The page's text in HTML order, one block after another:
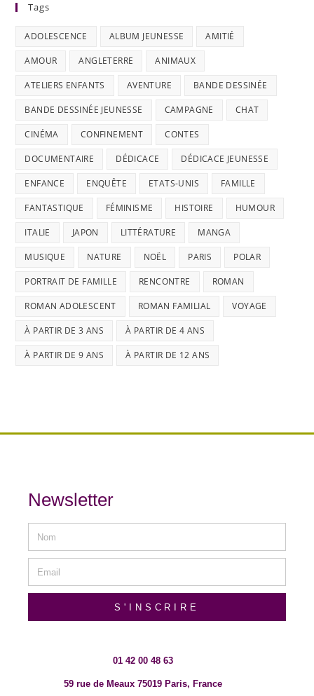
Tags
ADOLESCENCE ALBUM JEUNESSE AMITIÉ
AMOUR ANGLETERRE ANIMAUX
ATELIERS ENFANTS AVENTURE BANDE DESSINÉE
BANDE DESSINÉE JEUNESSE CAMPAGNE CHAT
CINÉMA CONFINEMENT CONTES
DOCUMENTAIRE DÉDICACE DÉDICACE JEUNESSE
ENFANCE ENQUÊTE ETATS-UNIS FAMILLE
FANTASTIQUE FÉMINISME HISTOIRE HUMOUR
ITALIE JAPON LITTÉRATURE MANGA
MUSIQUE NATURE NOËL PARIS POLAR
PORTRAIT DE FAMILLE RENCONTRE ROMAN
ROMAN ADOLESCENT ROMAN FAMILIAL VOYAGE
À PARTIR DE 3 ANS À PARTIR DE 4 ANS
À PARTIR DE 9 ANS À PARTIR DE 12 ANS
Newsletter
S'INSCRIRE
01 42 00 48 63
59 rue de Meaux 75019 Paris, France